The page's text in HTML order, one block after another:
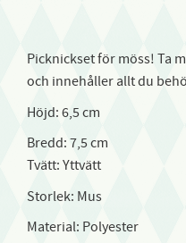
Picknickset för möss! Ta
och innehåller allt du
Höjd: 6,5 cm
Bredd: 7,5 cm
Tvätt: Yttvätt
Storlek: Mus
Material: Polyester